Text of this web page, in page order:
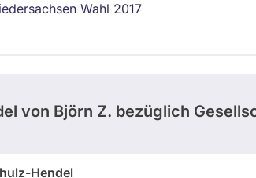
Wahl 2017
von Björn Z. bezüglich
Hendel